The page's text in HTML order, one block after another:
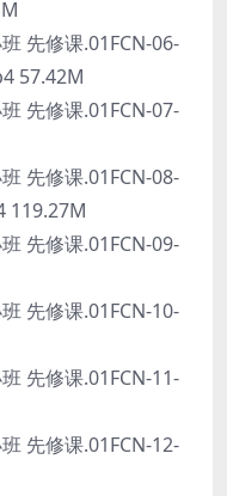
先修课.01FCN-06-
57.42M
先修课.01FCN-07-
先修课.01FCN-08-
119.27M
先修课.01FCN-09-
先修课.01FCN-10-
先修课.01FCN-11-
先修课.01FCN-12-